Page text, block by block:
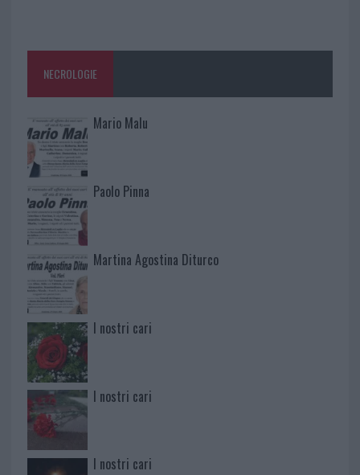
NECROLOGIE
Mario Malu
Paolo Pinna
Martina Agostina Diturco
I nostri cari
I nostri cari
I nostri cari